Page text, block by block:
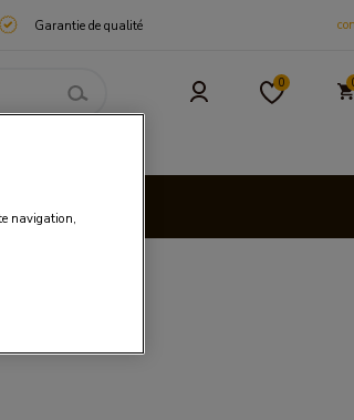
Garantie de qualité
0
navigation,